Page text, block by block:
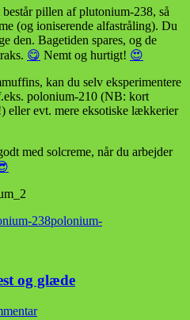
pillen af plutonium-238, så
(og ioniserende alfastråling). Du
den. Bagetiden spares, og de
😋 Nemt og hurtigt! 😍
kan du selv eksperimentere
polonium-210 (NB: kort
eller evt. mere eksotiske lækkerier
med solcreme, når du arbejder
238polonium-
og glæde